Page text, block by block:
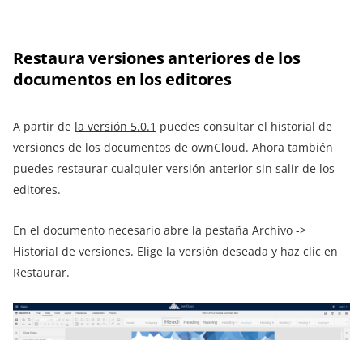
Restaura versiones anteriores de los
documentos en los editores
A partir de la versión 5.0.1 puedes consultar el historial de
versiones de los documentos de ownCloud. Ahora también
puedes restaurar cualquier versión anterior sin salir de los
editores.
En el documento necesario abre la pestaña Archivo ->
Historial de versiones. Elige la versión deseada y haz clic en
Restaurar.